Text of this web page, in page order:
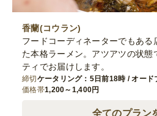
香蘭(コウラン)
フードコーディネーターでもある
た本格ラーメン。アツアツの状態
ティでお届けします。
締切ケータリング：5日前18時 / オード
価格帯1,200～1,400円
全てのプラン